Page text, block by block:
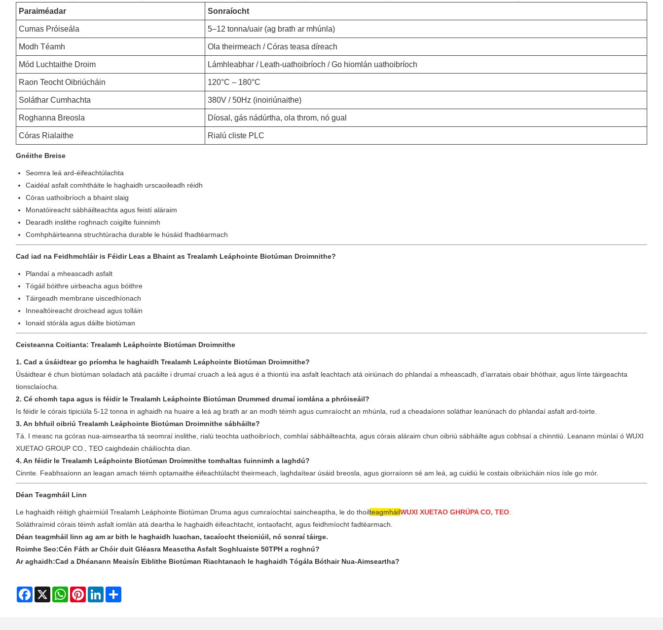
Paraiméadar Sonraíocht
Cumas Próiseála 5–12 tonna/uair (ag brath ar mhúnla)
Modh Téamh Ola theirmeach / Córas teasa díreach
Mód Luchtaithe Droim Lámhleabhar / Leath-uathoibríoch / Go hiomlán uathoibríoch
Raon Teocht Oibriúcháin 120°C – 180°C
Soláthar Cumhachta 380V / 50Hz (inoiriúnaithe)
Roghanna Breosla Díosal, gás nádúrtha, ola throm, nó gual
Córas Rialaithe Rialú cliste PLC
Gnéithe Breise
Seomra leá ard-éifeachtúlachta
Caidéal asfalt comhtháite le haghaidh urscaoileadh réidh
Córas uathoibríoch a bhaint slaig
Monatóireacht sábháilteachta agus feistí aláraim
Dearadh inslithe roghnach coigilte fuinnimh
Comhpháirteanna struchtúracha durable le húsáid fhadtéarmach
Cad iad na Feidhmchláir is Féidir Leas a Bhaint as Trealamh Leáphointe Biotúman Droimnithe?
Plandaí a mheascadh asfalt
Tógáil bóithre uirbeacha agus bóithre
Táirgeadh membrane uiscedhíonach
Innealtóireacht droichead agus tolláin
Ionaid stórála agus dáilte biotúman
Ceisteanna Coitianta: Trealamh Leáphointe Biotúman Droimnithe
1. Cad a úsáidtear go príomha le haghaidh Trealamh Leáphointe Biotúman Droimnithe?
Úsáidtear é chun biotúman soladach atá pacáilte i drumaí cruach a leá agus é a thiontú ina asfalt leachtach atá oiriúnach do phlandaí a mheascadh, d'iarratais obair bhóthair, agus línte táirgeachta
tionsclaíocha.
2. Cé chomh tapa agus is féidir le Trealamh Leáphointe Biotúman Drummed drumaí iomlána a phróiseáil?
Is féidir le córais tipiciúla 5-12 tonna in aghaidh na huaire a leá ag brath ar an modh téimh agus cumraíocht an mhúnla, rud a cheadaíonn soláthar leanúnach do phlandaí asfalt ard-toirte.
3. An bhfuil oibriú Trealamh Leáphointe Biotúman Droimnithe sábháilte?
Tá. I measc na gcóras nua-aimseartha tá seomraí inslithe, rialú teochta uathoibríoch, comhlaí sábháilteachta, agus córais aláraim chun oibriú sábháilte agus cobhsaí a chinntiú. Leanann múnlaí ó WUXI
XUETAO GROUP CO., TEO caighdeáin cháilíochta dian.
4. An féidir le Trealamh Leáphointe Biotúman Droimnithe tomhaltas fuinnimh a laghdú?
Cinnte. Feabhsaíonn an leagan amach téimh optamaithe éifeachtúlacht theirmeach, laghdaítear úsáid breosla, agus giorraíonn sé am leá, ag cuidiú le costais oibriúcháin níos ísle go mór.
Déan Teagmháil Linn
Le haghaidh réitigh ghairmiúil Trealamh Leáphointe Biotúman Druma agus cumraíochtaí saincheaptha, le do thoilteagmháilWUXI XUETAO GHRÚPA CO, TEO
Soláthraímid córais téimh asfalt iomlán atá deartha le haghaidh éifeachtacht, iontaofacht, agus feidhmíocht fadtéarmach.
Déan teagmháil linn ag am ar bith le haghaidh luachan, tacaíocht theicniúil, nó sonraí táirge.
Roimhe Seo:Cén Fáth ar Chóir duit Gléasra Measctha Asfalt Soghluaiste 50TPH a roghnú?
Ar aghaidh:Cad a Dhéanann Meaisín Eiblithe Biotúman Riachtanach le haghaidh Tógála Bóthair Nua-Aimseartha?
Facebook
X WhatsAppPinterestLinkedIn